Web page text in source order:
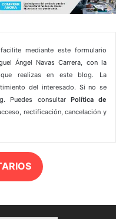
mediante este formulario
Ángel Navas Carrera, con la
realizas en este blog. La
del interesado. Si no se
Puedes consultar Política de
rectificación, cancelación y